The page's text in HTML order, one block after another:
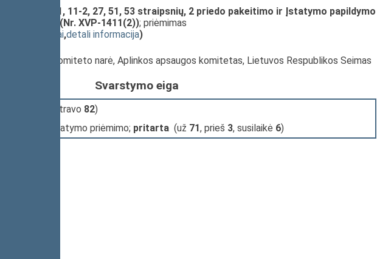
1240 2, 11-1, 11-2, 27, 51, 53 straipsnių, 2 priedo pakeitimo ir Įstatymo papildymo
projektas (Nr. XVP-1411(2)); priėmimas
dokumentai,detali informacija)
, Komiteto narė, Aplinkos apsaugos komitetas, Lietuvos Respublikos Seimas
Svarstymo eiga
(užsiregistravo 82)
dėl šio įstatymo priėmimo; pritarta (už 71, prieš 3, susilaikė 6)